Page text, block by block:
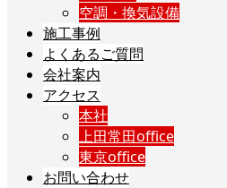
空調・換気設備
施工事例
よくあるご質問
会社案内
アクセス
本社
上田常田office
東京office
お問い合わせ